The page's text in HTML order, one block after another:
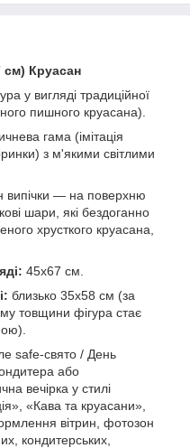
см) Круасан
у вигляді традиційної
пишного круасана).
гама (імітація
з м'якими світлими
випічки — на поверхню
шари, які бездоганно
хрусткого круасана,
45х67 см.
близько 35х58 см (за
товщини фігура стає
safe-свято / День
або
вечірка у стилі
«Кава та круасани»,
вітрин, фотозон
кондитерських,